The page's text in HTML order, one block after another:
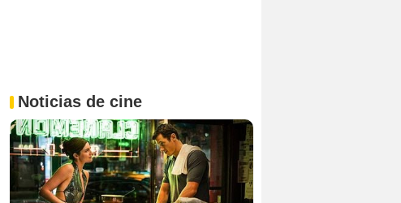
Noticias de cine